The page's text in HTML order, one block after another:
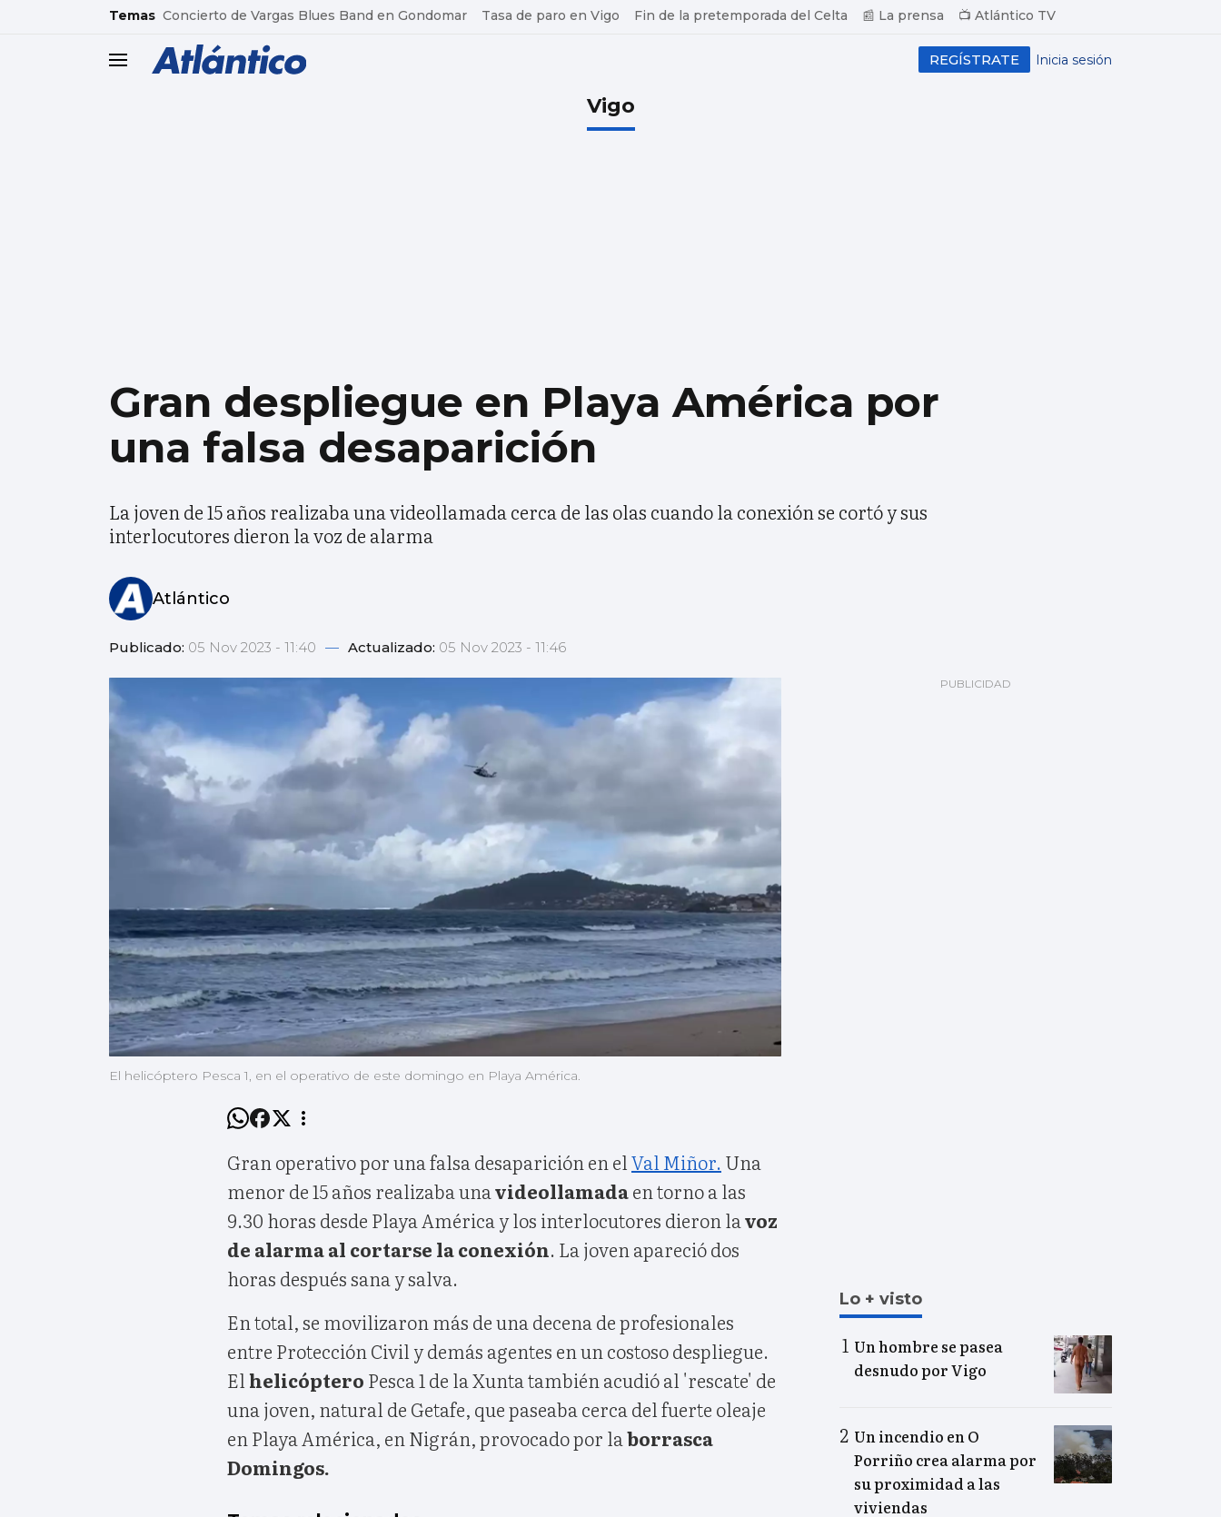
common.go-to-content
Temas Concierto de Vargas Blues Band en Gondomar Tasa de paro en Vigo Fin de la pretemporada del Celta 📰 La prensa 📺 Atlántico TV
header.menu.open Inicia sesión
REGÍSTRATE
Vigo
Gran despliegue en Playa América por
una falsa desaparición
La joven de 15 años realizaba una videollamada cerca de las olas cuando la conexión se cortó y sus
interlocutores dieron la voz de alarma
Atlántico
Publicado: 05 Nov 2023 - 11:40 — Actualizado: 05 Nov 2023 - 11:46
El helicóptero Pesca 1, en el operativo de este domingo en Playa América.
Gran operativo por una falsa desaparición en el Val Miñor. Una
menor de 15 años realizaba una videollamadaen torno a las
9.30 horas desde Playa América y los interlocutores dieron la voz
de alarma al cortarse la conexión. La joven apareció dos
horas después sana y salva.
En total, se movilizaron más de una decena de profesionales
entre Protección Civil y demás agentes en un costoso despliegue.
El helicóptero Pesca 1 de la Xunta también acudió al 'rescate' de
una joven, natural de Getafe, que paseaba cerca del fuerte oleaje
en Playa América, en Nigrán, provocado por la borrasca
Domingos.
Lo + visto
Un hombre se pasea
desnudo por Vigo
Un incendio en O
Porriño crea alarma por
su proximidad a las
viviendas